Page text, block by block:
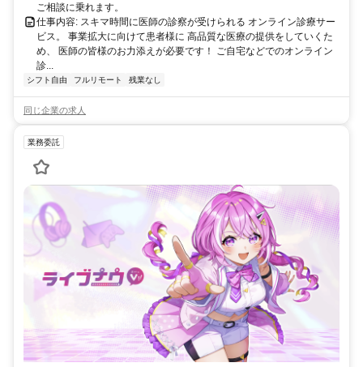
ご相談に乗れます。
仕事内容: スキマ時間に医師の診察が受けられる オンライン診療サー
ビス。 事業拡大に向けて患者様に 高品質な医療の提供をしていくた
め、 医師の皆様のお力添えが必要です！ ご自宅などでのオンライン
診...
シフト自由 フルリモート 残業なし
同じ企業の求人
業務委託